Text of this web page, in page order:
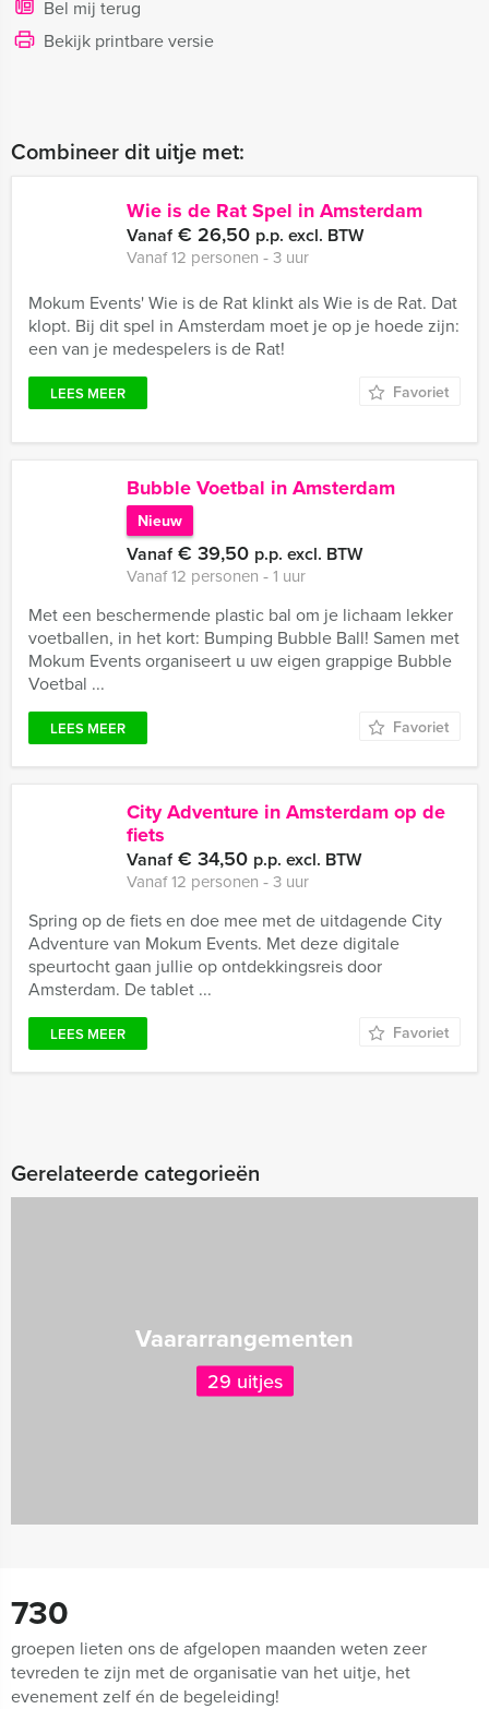
Bel mij terug
Bekijk printbare versie
Combineer dit uitje met:
Wie is de Rat Spel in Amsterdam
Vanaf€ 26,50 p.p. excl. BTW
Vanaf 12 personen ‐ 3 uur
Mokum Events' Wie is de Rat klinkt als Wie is de Rat. Dat
klopt. Bij dit spel in Amsterdam moet je op je hoede zijn:
een van je medespelers is de Rat!
LEES MEER Favoriet
Bubble Voetbal in Amsterdam
Nieuw
Vanaf€ 39,50 p.p. excl. BTW
Vanaf 12 personen ‐ 1 uur
Met een beschermende plastic bal om je lichaam lekker
voetballen, in het kort: Bumping Bubble Ball! Samen met
Mokum Events organiseert u uw eigen grappige Bubble
Voetbal ...
LEES MEER Favoriet
City Adventure in Amsterdam op de
fiets
Vanaf€ 34,50 p.p. excl. BTW
Vanaf 12 personen ‐ 3 uur
Spring op de fiets en doe mee met de uitdagende City
Adventure van Mokum Events. Met deze digitale
speurtocht gaan jullie op ontdekkingsreis door
Amsterdam. De tablet ...
LEES MEER Favoriet
Gerelateerde categorieën
Vaararrangementen
29 uitjes
730
groepen lieten ons de afgelopen maanden weten zeer
tevreden te zijn met de organisatie van het uitje, het
evenement zelf én de begeleiding!